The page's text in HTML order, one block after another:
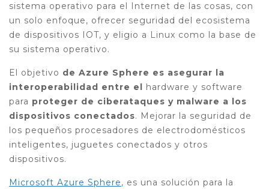
sistema operativo para el Internet de las cosas, con
un solo enfoque, ofrecer seguridad del ecosistema
de dispositivos IOT, y eligio a Linux como la base de
su sistema operativo.
El objetivo de Azure Sphere es asegurar la
interoperabilidad entre el
hardware y software
para proteger de ciberataques y malware a los
dispositivos conectados. Mejorar la seguridad de
los pequeños procesadores de electrodomésticos
inteligentes, juguetes conectados y otros
dispositivos.
Microsoft Azure Sphere, es una solución para la